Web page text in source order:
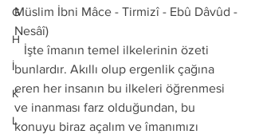
G
H
İ
K
L
Müslim İbni Mâce - Tirmizî - Ebû Dâvûd -
Nesâî)
bunlardır. Akıllı olup ergenlik çağına
eren her insanın bu ilkeleri öğrenmesi
ve inanması farz olduğundan, bu
konuyu biraz açalım ve îmanımızı